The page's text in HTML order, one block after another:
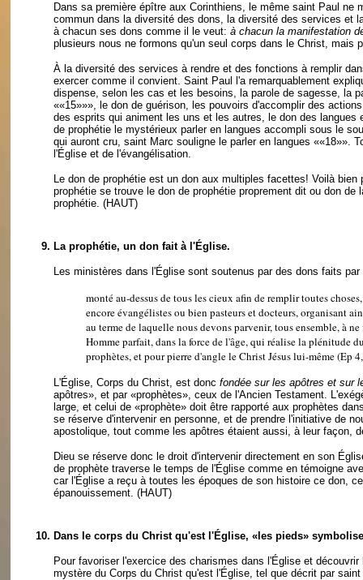
Dans sa première épître aux Corinthiens, le même saint Paul
commun dans la diversité des dons, la diversité des services et
à chacun ses dons comme il le veut: à chacun la manifestation
plusieurs nous ne formons qu'un seul corps dans le Christ,
À la diversité des services à rendre et des fonctions à remplir
exercer comme il convient. Saint Paul l'a remarquablement
dispense, selon les cas et les besoins, la parole de sagesse, la
««15»»», le don de guérison, les pouvoirs d'accomplir des
des esprits qui animent les uns et les autres, le don des
de prophétie le mystérieux parler en langues accompli sous le
qui auront cru, saint Marc souligne le parler en langues ««18»».
l'Église et de l'évangélisation.
Le don de prophétie est un don aux multiples facettes! Voilà
prophétie se trouve le don de prophétie proprement dit ou don
prophétie. (HAUT)
9. La prophétie, un don fait à l'Église.
Les ministères dans l'Église sont soutenus par des dons faits
monté au-dessus de tous les cieux afin de remplir toutes
encore évangélistes ou bien pasteurs et docteurs, organisant
au terme de laquelle nous devons parvenir, tous ensemble, à
Homme parfait, dans la force de l'âge, qui réalise la plénitude
prophètes, et pour pierre d'angle le Christ Jésus lui-même (Ep
L'Église, Corps du Christ, est donc fondée sur les apôtres et sur
apôtres», et par «prophètes», ceux de l'Ancien Testament.
large, et celui de «prophète» doit être rapporté aux prophètes
se réserve d'intervenir en personne, et de prendre l'initiative de
apostolique, tout comme les apôtres étaient aussi, à leur façon,
Dieu se réserve donc le droit d'intervenir directement en son
de prophète traverse le temps de l'Église comme en témoigne
car l'Église a reçu à toutes les époques de son histoire ce don,
épanouissement. (HAUT)
10. Dans le corps du Christ qu'est l'Église, «les pieds»
Pour favoriser l'exercice des charismes dans l'Église et
mystère du Corps du Christ qu'est l'Église, tel que décrit par